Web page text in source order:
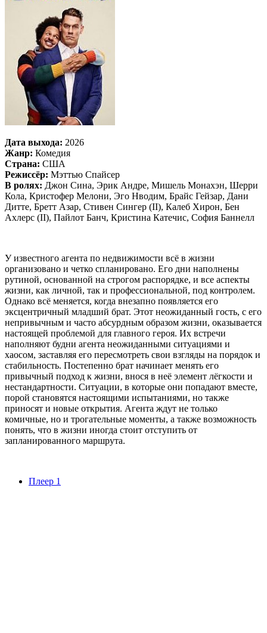
Дата выхода: 2026
Жанр: Комедия
Страна: США
Режиссёр: Мэттью Спайсер
В ролях: Джон Сина, Эрик Андре, Мишель Монахэн, Шерри
Кола, Кристофер Мелони, Эго Нводим, Брайс Гейзар, Дани
Дитте, Бретт Азар, Стивен Сингер (II), Калеб Хирон, Бен
Ахлерс (II), Пайлот Банч, Кристина Катечис, София Баннелл
У известного агента по недвижимости всё в жизни
организовано и четко спланировано. Его дни наполнены
рутиной, основанной на строгом распорядке, и все аспекты
жизни, как личной, так и профессиональной, под контролем.
Однако всё меняется, когда внезапно появляется его
эксцентричный младший брат. Этот неожиданный гость, с его
непривычным и часто абсурдным образом жизни, оказывается
настоящей проблемой для главного героя. Их встречи
наполняют будни агента неожиданными ситуациями и
хаосом, заставляя его пересмотреть свои взгляды на порядок и
стабильность. Постепенно брат начинает менять его
привычный подход к жизни, внося в неё элемент лёгкости и
нестандартности. Ситуации, в которые они попадают вместе,
порой становятся настоящими испытаниями, но также
приносят и новые открытия. Агента ждут не только
комичные, но и трогательные моменты, а также возможность
понять, что в жизни иногда стоит отступить от
запланированного маршрута.
Плеер 1